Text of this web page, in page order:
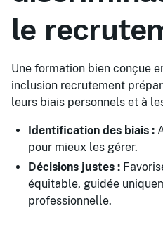
le
Une formation bien conçue
inclusion recrutement
leurs biais personnels et à
Identification des biais :
pour mieux les gérer.
Décisions justes :
équitable, guidée
professionnelle.